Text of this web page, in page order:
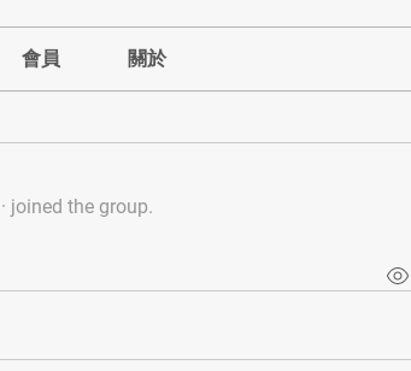
會員 關於
· joined the group.